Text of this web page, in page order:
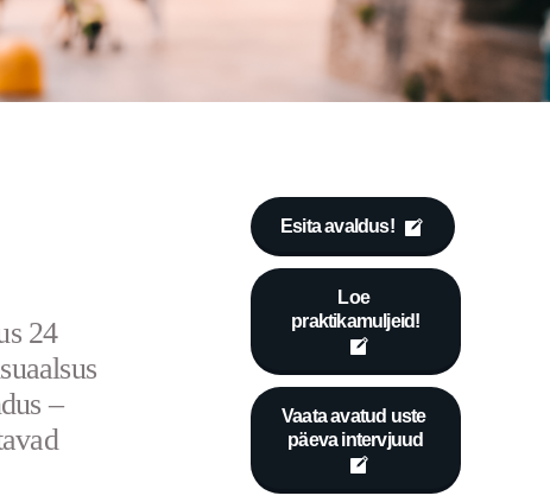
24
–
Esita avaldus!
Loe
praktikamuljeid!
Vaata avatud uste
päeva intervjuud